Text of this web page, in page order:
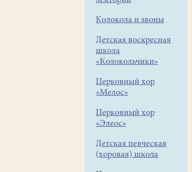
Колокола и звоны
Детская воскресная
школа
«Колокольчики»
Церковный хор
«Мелос»
Церковный хор
«Элеос»
Детская певческая
(хоровая) школа